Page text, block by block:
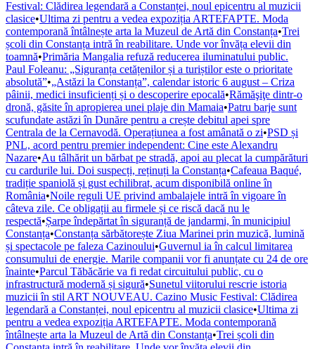
Festival: Clădirea legendară a Constanței, noul epicentru al muzicii
clasice•Ultima zi pentru a vedea expoziția ARTEFAPTE. Moda
contemporană întâlnește arta la Muzeul de Artă din Constanța•Trei
școli din Constanța intră în reabilitare. Unde vor învăța elevii din
toamnă•Primăria Mangalia refuză reducerea iluminatului public.
Paul Foleanu: „Siguranța cetățenilor și a turiștilor este o prioritate
absolută”•„Astăzi la Constanța”, calendar istoric 6 august – Criza
pâinii, medici insuficienți și o descoperire epocală•Rămăşiţe dintr-o
dronă, găsite în apropierea unei plaje din Mamaia•Patru barje sunt
scufundate astăzi în Dunăre pentru a crește debitul apei spre
Centrala de la Cernavodă. Operațiunea a fost amânată o zi•PSD și
PNL, acord pentru premier independent: Cine este Alexandru
Nazare•Au tâlhărit un bărbat pe stradă, apoi au plecat la cumpărături
cu cardurile lui. Doi suspecți, reținuți la Constanța•Cafeaua Baqué,
tradiție spaniolă și gust echilibrat, acum disponibilă online în
România•Noile reguli UE privind ambalajele intră în vigoare în
câteva zile. Ce obligații au firmele și ce riscă dacă nu le
respectă•Șarpe îndepărtat în siguranță de jandarmi, în municipiul
Constanța•Constanța sărbătorește Ziua Marinei prin muzică, lumină
și spectacole pe faleza Cazinoului•Guvernul ia în calcul limitarea
consumului de energie. Marile companii vor fi anunțate cu 24 de ore
înainte•Parcul Tăbăcărie va fi redat circuitului public, cu o
infrastructură modernă și sigură•Sunetul viitorului rescrie istoria
muzicii în stil ART NOUVEAU. Cazino Music Festival: Clădirea
legendară a Constanței, noul epicentru al muzicii clasice•Ultima zi
pentru a vedea expoziția ARTEFAPTE. Moda contemporană
întâlnește arta la Muzeul de Artă din Constanța•Trei școli din